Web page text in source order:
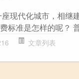
现代化城市，相继
标准是怎样的呢？
文章列表